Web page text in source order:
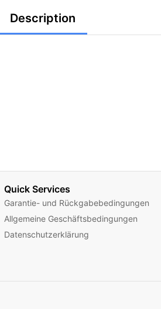
Description
Quick Services
Garantie- und Rückgabebedingungen
Allgemeine Geschäftsbedingungen
Datenschutzerklärung